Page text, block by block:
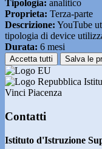
Tipologia: analitico
Proprieta: Terza-parte
Descrizione: YouTube
tipologia di device
Durata: 6 mesi
Accetta tutti Salva le
Vinci Piacenza
Contatti
Istituto d'Istruzione